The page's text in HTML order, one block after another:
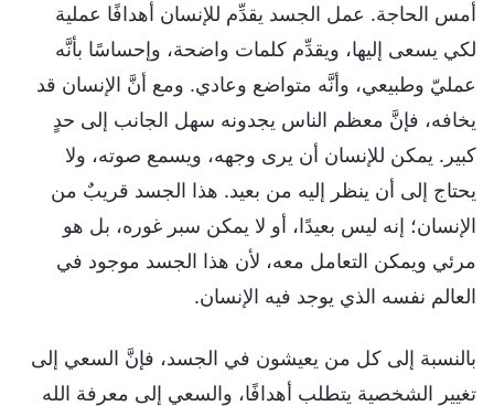
أمس الحاجة. عمل الجسد يقدِّم للإنسان أهدافًا عملية
لكي يسعى إليها، ويقدِّم كلمات واضحة، وإحساسًا بأنَّه
عمليّ وطبيعي، وأنَّه متواضع وعادي. ومع أنَّ الإنسان قد
يخافه، فإنَّ معظم الناس يجدونه سهل الجانب إلى حدٍ
كبير. يمكن للإنسان أن يرى وجهه، ويسمع صوته، ولا
يحتاج إلى أن ينظر إليه من بعيد. هذا الجسد قريبٌ من
الإنسان؛ إنه ليس بعيدًا، أو لا يمكن سبر غوره، بل هو
مرئي ويمكن التعامل معه، لأن هذا الجسد موجود في
العالم نفسه الذي يوجد فيه الإنسان.
بالنسبة إلى كل من يعيشون في الجسد، فإنَّ السعي إلى
تغيير الشخصية يتطلب أهدافًا، والسعي إلى معرفة الله